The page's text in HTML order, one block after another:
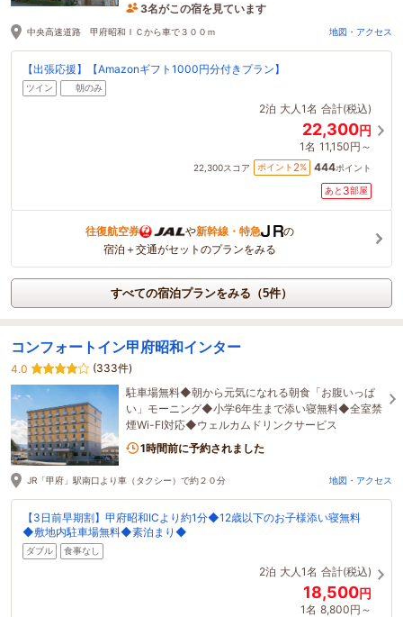
3名がこの宿を見ています
中央高速道路 甲府昭和ＩＣから車で３００ｍ 地図・アクセス
【出張応援】【Amazonギフト1000円分付きプラン】
ツイン 朝のみ
2泊 大人1名 合計(税込)
22,300円
1名 11,150円～
22,300スコア ポイント 2% 444ポイント
あと 3部屋
往復航空券 や新幹線・特急
の
宿泊＋交通がセットのプランをみる
すべての宿泊プランをみる（5件）
コンフォートイン甲府昭和インター
4.0
(333件)
駐車場無料◆朝から元気になれる朝食「お腹いっぱ
い」モーニング◆小学6年生まで添い寝無料◆全室禁
煙Wi-FI対応◆ウェルカムドリンクサービス
1時間前に予約されました
JR「甲府」駅南口より車（タクシー）で約２０分 地図・アクセス
【3日前早期割】甲府昭和ICより約1分◆12歳以下のお子様添い寝無料
◆敷地内駐車場無料◆素泊まり◆
ダブル 食事なし
2泊 大人1名 合計(税込)
18,500円
1名 8,800円～